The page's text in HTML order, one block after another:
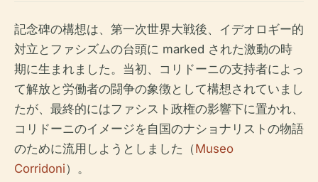
記念碑の構想は、第一次世界大戦後、イデオロギー的
対立とファシズムの台頭に marked された激動の時
期に生まれました。当初、コリドーニの支持者によっ
て解放と労働者の闘争の象徴として構想されていまし
たが、最終的にはファシスト政権の影響下に置かれ、
コリドーニのイメージを自国のナショナリストの物語
のために流用しようとしました（Museo
Corridoni）。